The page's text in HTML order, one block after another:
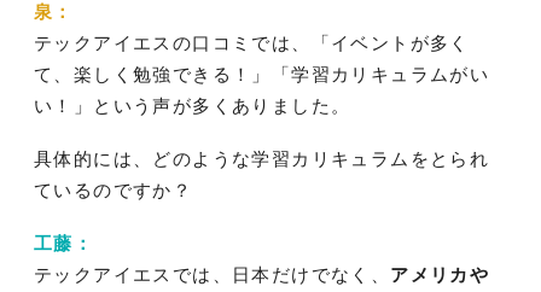
泉：
テックアイエスの口コミでは、「イベントが多く
て、楽しく勉強できる！」「学習カリキュラムがい
い！」という声が多くありました。
具体的には、どのような学習カリキュラムをとられ
ているのですか？
工藤：
テックアイエスでは、日本だけでなく、 アメリカや